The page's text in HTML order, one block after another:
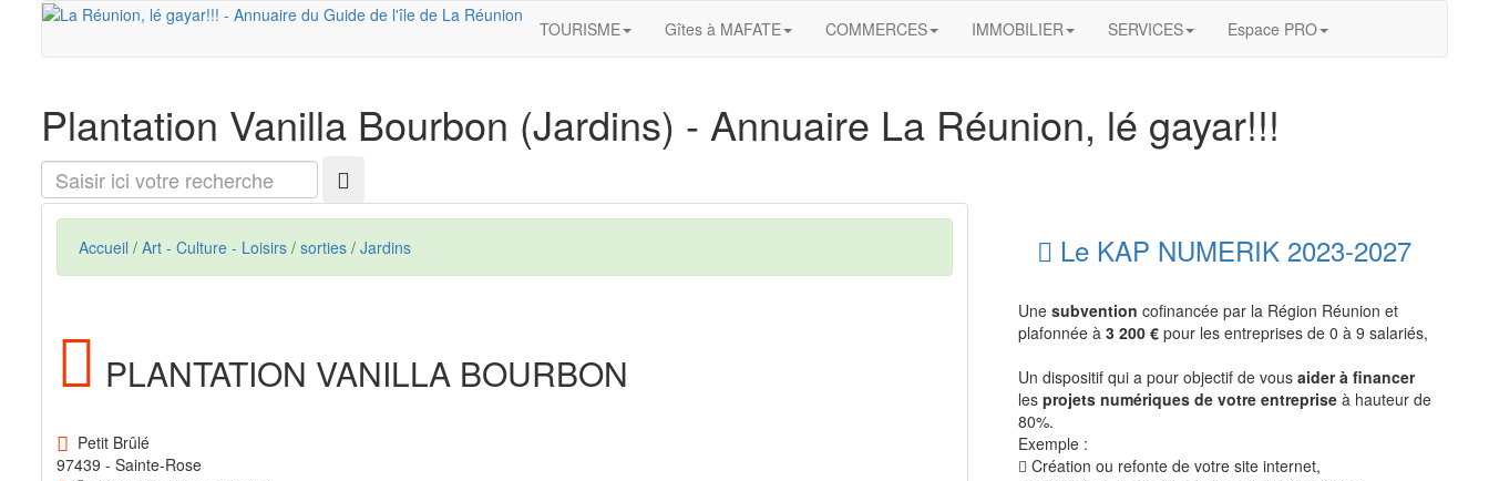
TOURISME Gîtes à MAFATE COMMERCES IMMOBILIER SERVICES Espace PRO
Plantation Vanilla Bourbon (Jardins) - Annuaire La Réunion, lé gayar!!!
Saisir
ici
votre
rechercheAccueil / Art - Culture - Loisirs / sorties / Jardins
PLANTATION VANILLA BOURBON
Petit Brûlé
97439 - Sainte-Rose
Le KAP NUMERIK 2023-2027
Une subvention cofinancée par la Région Réunion et
plafonnée à 3 200 €pour les entreprises de 0 à 9 salariés,
Un dispositif qui a pour objectif de vous aider à financer
les projets numériques de votre entrepriseà hauteur de
80%.
Exemple :
Création ou refonte de votre site internet,